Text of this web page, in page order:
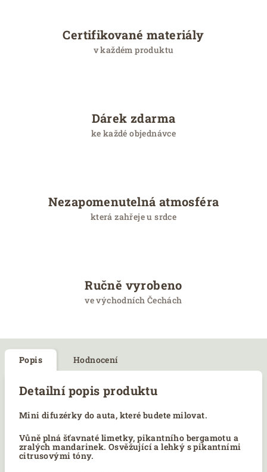
Certifikované materiály
v každém produktu
Dárek zdarma
ke každé objednávce
Nezapomenutelná atmosféra
která zahřeje u srdce
Ručně vyrobeno
ve východních Čechách
Popis Hodnocení
Detailní popis produktu
Mini difuzérky do auta, které budete milovat.
Vůně plná šťavnaté limetky, pikantního bergamotu a
zralých mandarinek. Osvěžující a lehký s pikantními
citrusovými tóny.